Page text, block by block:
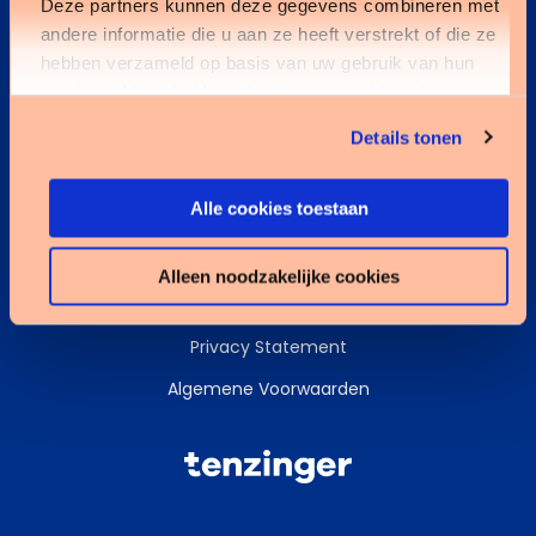
Deze partners kunnen deze gegevens combineren met
andere informatie die u aan ze heeft verstrekt of die ze
hebben verzameld op basis van uw gebruik van hun
services. U gaat akkoord met onze cookies als u onze
Details tonen
Alle cookies toestaan
Alleen noodzakelijke cookies
Kennisbank
Services
Cookies
Privacy Statement
Algemene Voorwaarden
Tenzinger